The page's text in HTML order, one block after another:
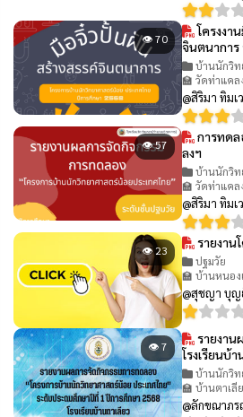
👁 70
โครงงา
จินตนาการ
บ้านนักวิท
🏫 วัดท่าแคล
@สิริมา ทิมเ
👁 57
การทดล
ลงฯ
บ้านนักวิท
🏫 วัดท่าแคล
@สิริมา ทิมเ
👁 23 รายงาน
ปฐมวัย
🏫 บ้านหนอง
@สุชญา บุญ
👁 7
รายงาน
โรงเรียนบ้
บ้านนักวิท
🏫 บ้านตาเลี
@ลักขณาภ